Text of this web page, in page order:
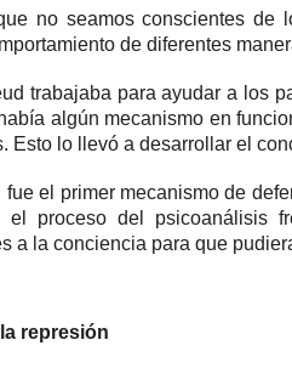
no seamos conscientes de
de diferentes
trabajaba para ayudar a los
algún mecanismo en
Esto lo llevó a desarrollar el
fue el primer mecanismo de
el proceso del psicoanálisis
a la conciencia para que
represión